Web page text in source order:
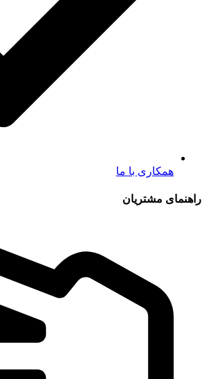
همکاری با ما
راهنمای مشتریان